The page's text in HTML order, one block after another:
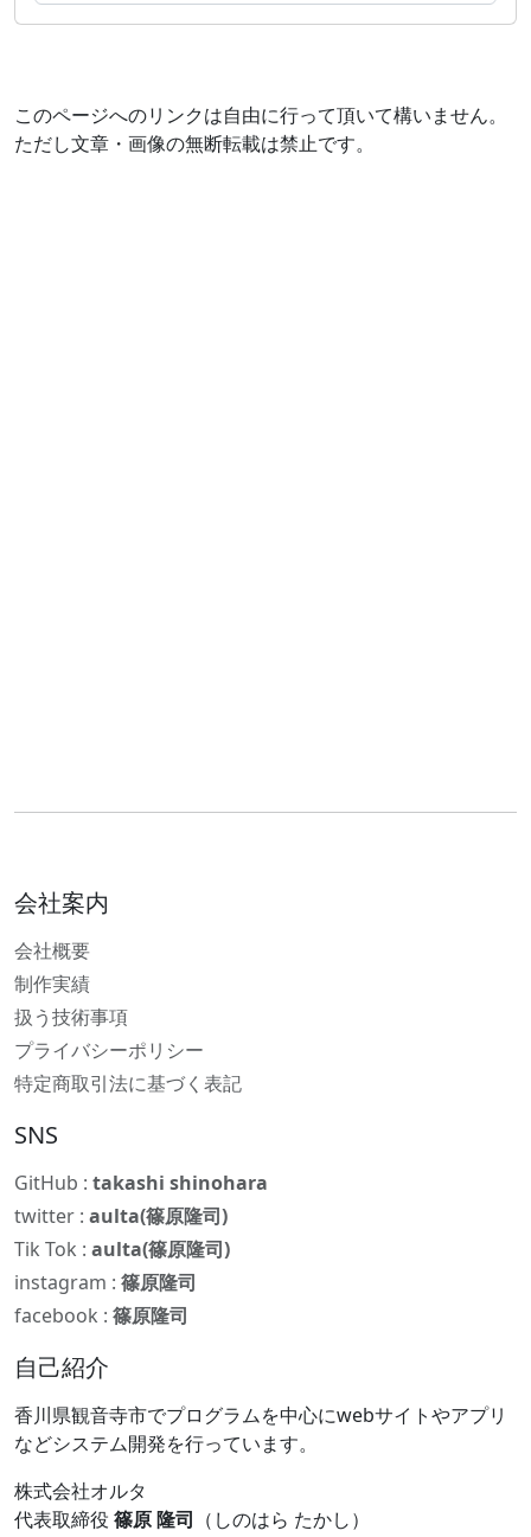
このページへのリンクは自由に行って頂いて構いません。
ただし文章・画像の無断転載は禁止です。
会社案内
会社概要
制作実績
扱う技術事項
プライバシーポリシー
特定商取引法に基づく表記
SNS
GitHub : takashi shinohara
twitter : aulta(篠原隆司)
Tik Tok : aulta(篠原隆司)
instagram : 篠原隆司
facebook : 篠原隆司
自己紹介
香川県観音寺市でプログラムを中心にwebサイトやアプリ
などシステム開発を行っています。
株式会社オルタ
代表取締役 篠原 隆司 （しのはら たかし）